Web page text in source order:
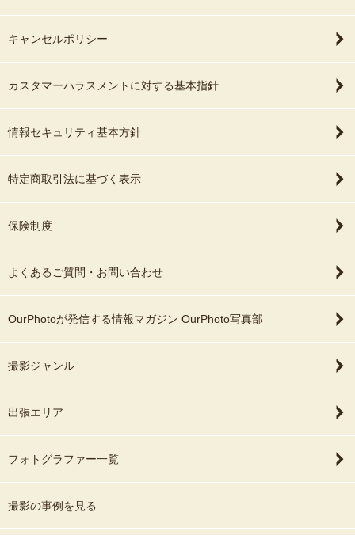
キャンセルポリシー
カスタマーハラスメントに対する基本指針
情報セキュリティ基本方針
特定商取引法に基づく表示
保険制度
よくあるご質問・お問い合わせ
OurPhotoが発信する情報マガジン OurPhoto写真部
撮影ジャンル
出張エリア
フォトグラファー一覧
撮影の事例を見る